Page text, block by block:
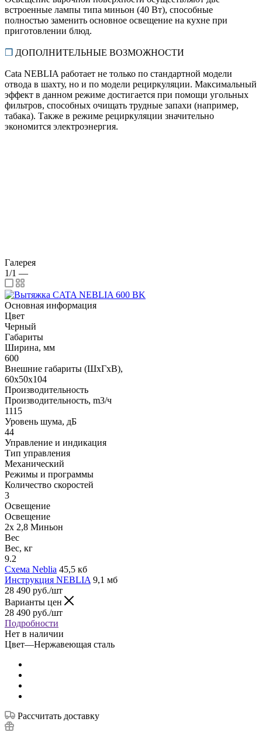
встроенные лампы типа миньон (40 Вт), способные
полностью заменить основное освещение на кухне при
приготовлении блюд.
❒ ДОПОЛНИТЕЛЬНЫЕ ВОЗМОЖНОСТИ
Cata NEBLIA работает не только по стандартной модели
отвода в шахту, но и по модели рециркуляции. Максимальный
эффект в данном режиме достигается при помощи угольных
фильтров, способных очищать трудные запахи (например,
табака). Также в режиме рециркуляции значительно
экономится электроэнергия.
Галерея
1/1 —
Основная информация
Цвет
Черный
Габариты
Ширина, мм
600
Внешние габариты (ШхГхВ),
60х50х104
Производительность
Производительность, m3/ч
1115
Уровень шума, дБ
44
Управление и индикация
Тип управления
Механический
Режимы и программы
Количество скоростей
3
Освещение
Освещение
2x 2,8 Миньон
Вес
Вес, кг
9.2
Схема Neblia 45,5 кб
Инструкция NEBLIA 9,1 мб
28 490 руб./шт
Варианты цен
28 490 руб./шт
Подробности
Нет в наличии
Цвет—Нержавеющая сталь
Рассчитать доставку